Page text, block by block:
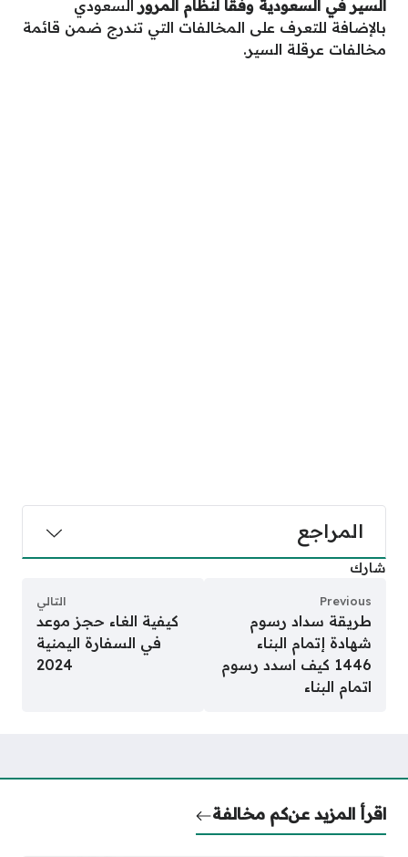
السير في السعودية وفقا لنظام المرور السعودي
بالإضافة للتعرف على المخالفات التي تندرج ضمن قائمة
مخالفات عرقلة السير.
المراجع
شارك
Previous
طريقة سداد رسوم
شهادة إتمام البناء
1446 كيف اسدد رسوم
اتمام البناء
التالي
كيفية الغاء حجز موعد
في السفارة اليمنية
2024
اقرأ المزيد عنكم مخالفة